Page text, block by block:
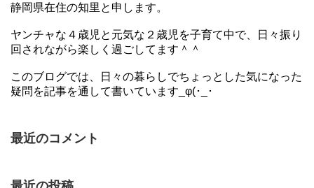
静岡県在住の知里と申します。
ヤンチャな４歳児と元気な２歳児を子育て中で、日々振り
回されながら楽しく過ごしてます＾＾
このブログでは、日々の暮らしでちょっとした気になった
疑問を記事を通して書いています_φ(･_･
最近のコメント